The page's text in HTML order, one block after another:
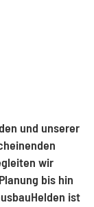
und unserer
wir
bis hin
ist